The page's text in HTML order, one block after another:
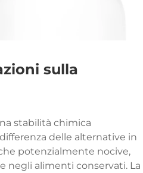
sulla
stabilità chimica
delle alternative in
potenzialmente nocive,
negli alimenti conservati. La